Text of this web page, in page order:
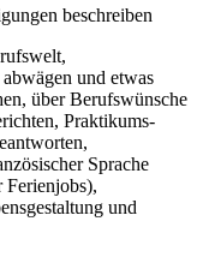
beschreiben
und etwas
über Berufswünsche
Praktikums-
Sprache
Ferienjobs),
und